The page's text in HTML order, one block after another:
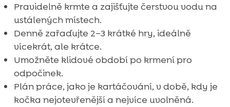
Pravidelně krmte a zajišťujte čerstvou vodu na
ustálených místech.
Denně zařaďujte 2–3 krátké hry, ideálně
vícekrát, ale krátce.
Umožněte klidové období po krmení pro
odpočinek.
Plán práce, jako je kartáčování, v době, kdy je
kočka nejotevřenější a nejvíce uvolněná.